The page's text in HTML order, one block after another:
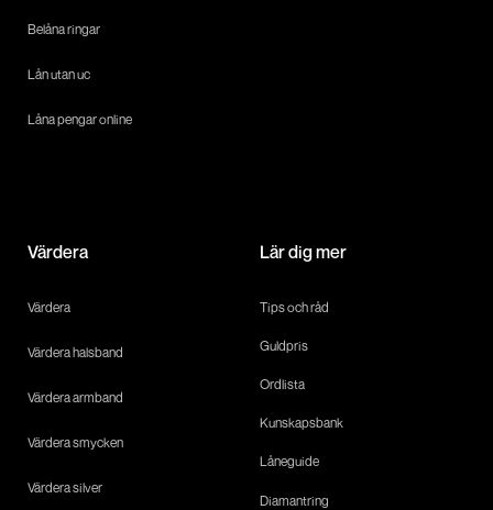
Belåna ringar
Lån utan uc
Låna pengar online
Värdera
Värdera
Värdera halsband
Värdera armband
Värdera smycken
Värdera silver
Lär dig mer
Tips och råd
Guldpris
Ordlista
Kunskapsbank
Låneguide
Diamantring